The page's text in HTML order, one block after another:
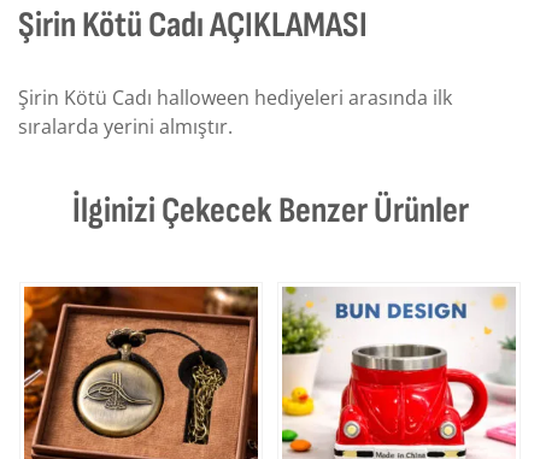
Şirin Kötü Cadı AÇIKLAMASI
Şirin Kötü Cadı halloween hediyeleri arasında ilk
sıralarda yerini almıştır.
İlginizi Çekecek Benzer Ürünler